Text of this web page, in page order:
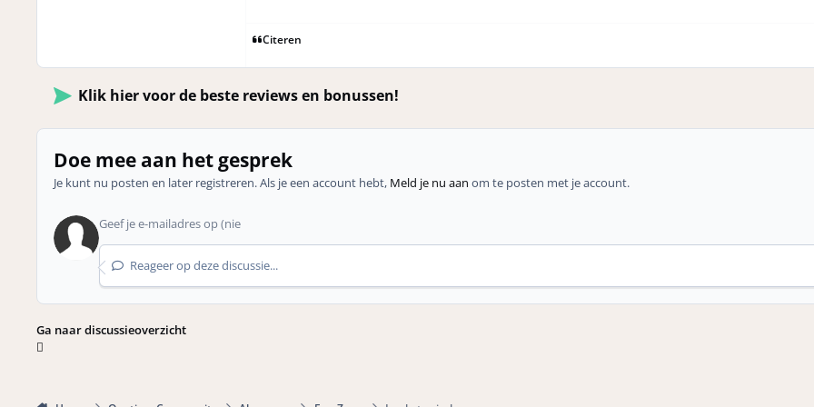
Citeren
Klik hier voor de beste reviews en bonussen!
Doe mee aan het gesprek
Je kunt nu posten en later registreren. Als je een account hebt, Meld je nu aan om te posten met je account.
Reageer op deze discussie...
Ga naar discussieoverzicht